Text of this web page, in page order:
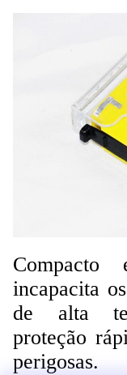
incapacita
de alta
proteção
perigosas.